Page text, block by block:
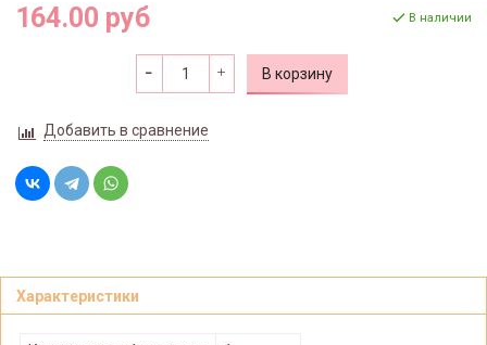
164.00 руб В наличии
В корзину
Добавить в сравнение
Характеристики